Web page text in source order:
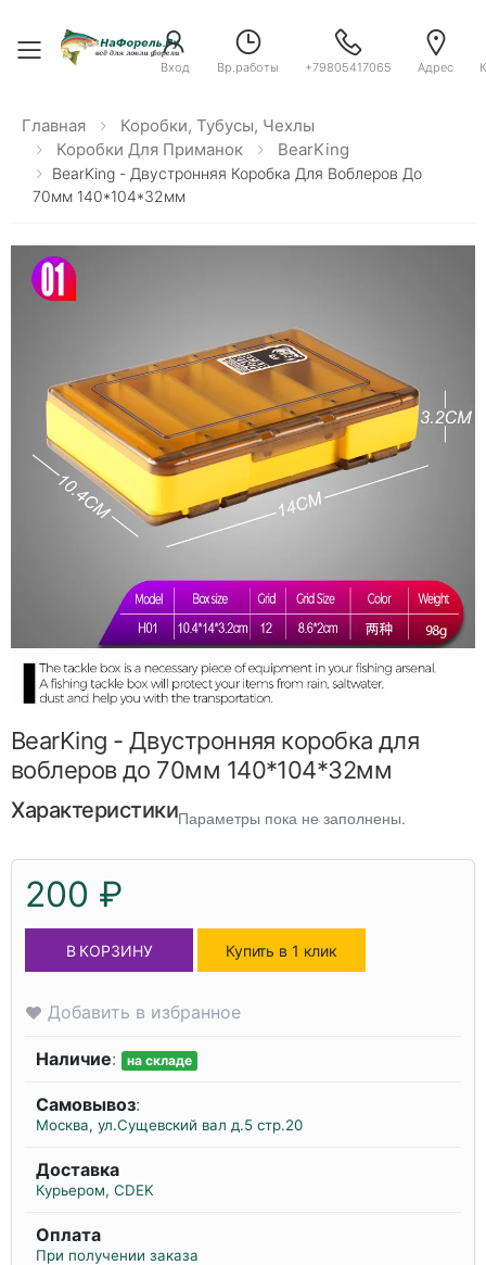
Toggle menu
Вход Вр.работы +79805417065 Адрес
Главная
Коробки, Тубусы, Чехлы
Коробки Для Приманок
BearKing
BearKing - Двустронняя Коробка Для Воблеров До
70мм 140*104*32мм
BearKing - Двустронняя коробка для
воблеров до 70мм 140*104*32мм
ХарактеристикиПараметры пока не заполнены.
200 ₽
В КОРЗИНУ Купить в 1 клик
Добавить в избранное
Наличие: на складе
Самовывоз:
Москва, ул.Сущевский вал д.5 стр.20
Доставка
Курьером, CDEK
Оплата
При получении заказа